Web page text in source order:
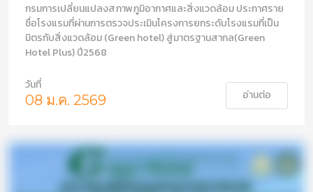
กรมการเปลี่ยนแปลงสภาพภูมิอากาศและสิ่งแวดล้อม ประกาศราย
ชื่อโรงแรมที่ผ่านการตรวจประเมินโครงการยกระดับโรงแรมที่เป็น
มิตรกับสิ่งแวดล้อม (Green hotel) สู่มาตรฐานสากล(Green
Hotel Plus) ปี2568
วันที่
08 ม.ค. 2569 อ่านต่อ